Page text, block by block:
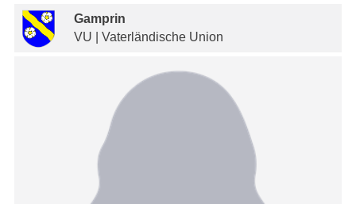
Gamprin
VU | Vaterländische Union